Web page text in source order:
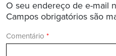
O seu endereço de e-mail
Campos obrigatórios são
Comentário *